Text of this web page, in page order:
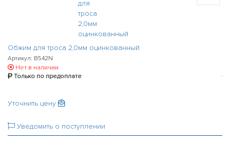
Обжим для троса 2,0мм оцинкованный
Артикул: B542N
Нет в наличии
Только по предоплате
Уточнить цену
Уведомить о поступлении